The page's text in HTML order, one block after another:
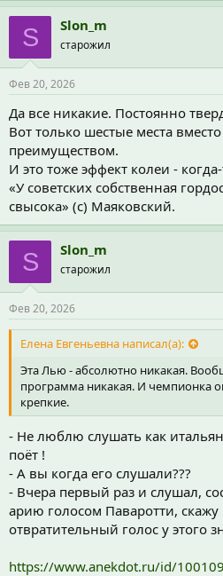
S Slon_m
старожил
Фев 20, 2026
Да все никакие. Постоянно
Вот только шестые места
преимуществом.
И это тоже эффект колеи -
«У советских собственная
свысока» (с) Маяковский.
S Slon_m
старожил
Фев 20, 2026
Елена Евгеньевна написал(а):
Эта Лью - абсолютно никакая.
программа никакая. И чемпионка
крепкие.
- Не люблю слушать как
поёт !
- А вы когда его слушали???
- Вчера первый раз и слушал,
арию голосом Паваротти,
отвратительный голос у этого
https://www.anekdot.ru/id/